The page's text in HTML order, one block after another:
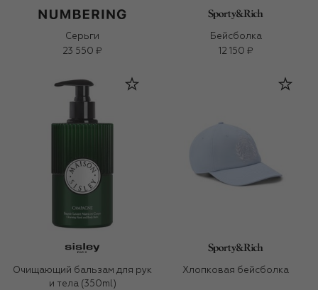
Серьги
23 550 ₽
Бейсболка
12 150 ₽
Очищающий бальзам для рук
и тела (350ml)
Хлопковая бейсболка